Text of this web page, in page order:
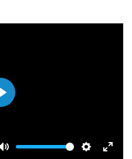
Play
Volume